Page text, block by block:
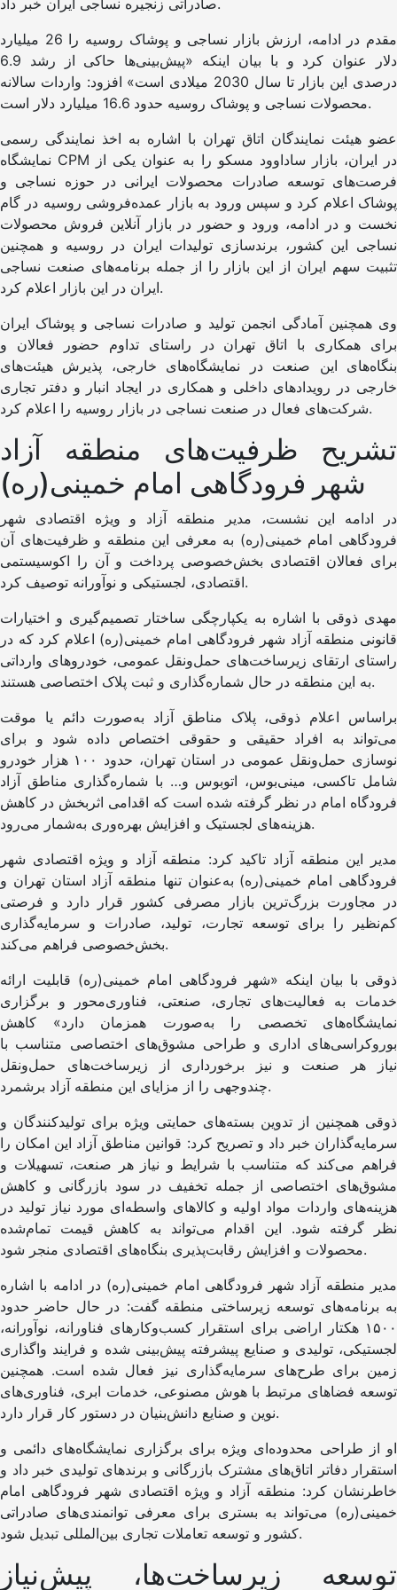
صادراتی زنجیره نساجی ایران خبر داد.
مقدم در ادامه، ارزش بازار نساجی و پوشاک روسیه را 26 میلیارد
دلار عنوان کرد و با بیان اینکه «پیش‌بینی‌ها حاکی از رشد 6.9
درصدی این بازار تا سال 2030 میلادی است» افزود: واردات سالانه
محصولات نساجی و پوشاک روسیه حدود 16.6 میلیارد دلار است.
عضو هیئت نمایندگان اتاق تهران با اشاره به اخذ نمایندگی رسمی
نمایشگاه CPM در ایران، بازار ساداوود مسکو را به عنوان یکی از
فرصت‌های توسعه صادرات محصولات ایرانی در حوزه نساجی و
پوشاک اعلام کرد و سپس ورود به بازار عمده‌فروشی روسیه در گام
نخست و در ادامه، ورود و حضور در بازار آنلاین فروش محصولات
نساجی این کشور، برندسازی تولیدات ایران در روسیه و همچنین
تثبیت سهم ایران از این بازار را از جمله برنامه‌های صنعت نساجی
ایران در این بازار اعلام کرد.
وی همچنین آمادگی انجمن تولید و صادرات نساجی و پوشاک ایران
برای همکاری با اتاق تهران در راستای تداوم حضور فعالان و
بنگاه‌های این صنعت در نمایشگاه‌های خارجی، پذیرش هیئت‌های
خارجی در رویدادهای داخلی و همکاری در ایجاد انبار و دفتر تجاری
شرکت‌های فعال در صنعت نساجی در بازار روسیه را اعلام کرد.
تشریح ظرفیت‌های منطقه آزاد
شهر فرودگاهی امام خمینی(ره)
در ادامه این نشست، مدیر منطقه آزاد و ویژه اقتصادی شهر
فرودگاهی امام خمینی(ره) به معرفی این منطقه و ظرفیت‌های آن
برای فعالان اقتصادی بخش‌خصوصی پرداخت و آن را اکوسیستمی
اقتصادی، لجستیکی و نوآورانه توصیف کرد.
مهدی ذوقی با اشاره به یکپارچگی ساختار تصمیم‌گیری و اختیارات
قانونی منطقه آزاد شهر فرودگاهی امام خمینی(ره) اعلام کرد که در
راستای ارتقای زیرساخت‌های حمل‌ونقل عمومی، خودروهای وارداتی
به این منطقه در حال شماره‌گذاری و ثبت پلاک اختصاصی هستند.
براساس اعلام ذوقی، پلاک مناطق آزاد به‌صورت دائم یا موقت
می‌تواند به افراد حقیقی و حقوقی اختصاص داده شود و برای
نوسازی حمل‌ونقل عمومی در استان تهران، حدود ۱۰۰ هزار خودرو
شامل تاکسی، مینی‌بوس، اتوبوس و… با شماره‌گذاری مناطق آزاد
فرودگاه امام در نظر گرفته شده است که اقدامی اثربخش در کاهش
هزینه‌های لجستیک و افزایش بهره‌وری به‌شمار می‌رود.
مدیر این منطقه آزاد تاکید کرد: منطقه آزاد و ویژه اقتصادی شهر
فرودگاهی امام خمینی(ره) به‌عنوان تنها منطقه آزاد استان تهران و
در مجاورت بزرگ‌ترین بازار مصرفی کشور قرار دارد و فرصتی
کم‌نظیر را برای توسعه تجارت، تولید، صادرات و سرمایه‌گذاری
بخش‌خصوصی فراهم می‌کند.
ذوقی با بیان اینکه «شهر فرودگاهی امام خمینی(ره) قابلیت ارائه
خدمات به فعالیت‌های تجاری، صنعتی، فناوری‌محور و برگزاری
نمایشگاه‌های تخصصی را به‌صورت همزمان دارد» کاهش
بوروکراسی‌های اداری و طراحی مشوق‌های اختصاصی متناسب با
نیاز هر صنعت و نیز برخورداری از زیرساخت‌های حمل‌ونقل
چندوجهی را از مزایای این منطقه آزاد برشمرد.
ذوقی همچنین از تدوین بسته‌های حمایتی ویژه برای تولیدکنندگان و
سرمایه‌گذاران خبر داد و تصریح کرد: قوانین مناطق آزاد این امکان را
فراهم می‌کند که متناسب با شرایط و نیاز هر صنعت، تسهیلات و
مشوق‌های اختصاصی از جمله تخفیف در سود بازرگانی و کاهش
هزینه‌های واردات مواد اولیه و کالاهای واسطه‌ای مورد نیاز تولید در
نظر گرفته شود. این اقدام می‌تواند به کاهش قیمت تمام‌شده
محصولات و افزایش رقابت‌پذیری بنگاه‌های اقتصادی منجر شود.
مدیر منطقه آزاد شهر فرودگاهی امام خمینی(ره) در ادامه با اشاره
به برنامه‌های توسعه زیرساختی منطقه گفت: در حال حاضر حدود
۱۵۰۰ هکتار اراضی برای استقرار کسب‌وکارهای فناورانه، نوآورانه،
لجستیکی، تولیدی و صنایع پیشرفته پیش‌بینی شده و فرایند واگذاری
زمین برای طرح‌های سرمایه‌گذاری نیز فعال شده است. همچنین
توسعه فضاهای مرتبط با هوش مصنوعی، خدمات ابری، فناوری‌های
نوین و صنایع دانش‌بنیان در دستور کار قرار دارد.
او از طراحی محدوده‌ای ویژه برای برگزاری نمایشگاه‌های دائمی و
استقرار دفاتر اتاق‌های مشترک بازرگانی و برندهای تولیدی خبر داد و
خاطرنشان کرد: منطقه آزاد و ویژه اقتصادی شهر فرودگاهی امام
خمینی(ره) می‌تواند به بستری برای معرفی توانمندی‌های صادراتی
کشور و توسعه تعاملات تجاری بین‌المللی تبدیل شود.
توسعه زیرساخت‌ها، پیش‌نیاز